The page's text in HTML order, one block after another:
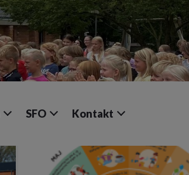
SFO Kontakt